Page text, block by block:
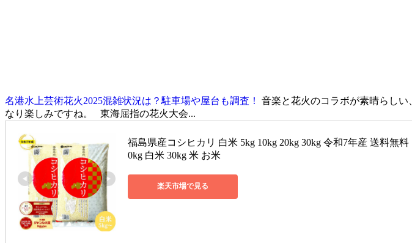
名港水上芸術花火2025混雑状況は？駐車場や屋台も調査！
音楽と花火のコラボが素晴らしい
なり楽しみですね。 東海屈指の花火大会...
福島県産コシヒカリ 白米 5kg 10kg 20kg 30kg 令和7年産 送料無料
0kg 白米 30kg 米 お米
楽天市場で見る